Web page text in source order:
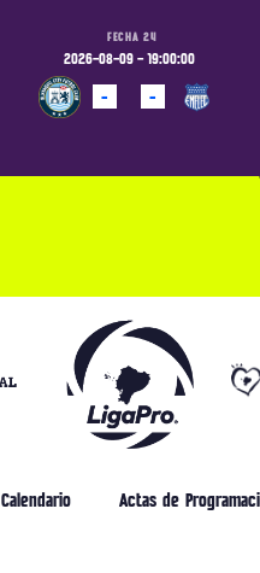
FECHA 24
2026-08-09 - 19:00:00
- -
Calendario Actas de